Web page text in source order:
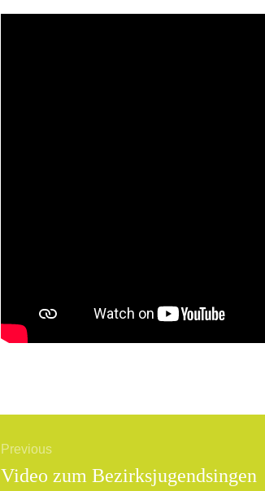
Previous
Previous
Video zum Bezirksjugendsingen